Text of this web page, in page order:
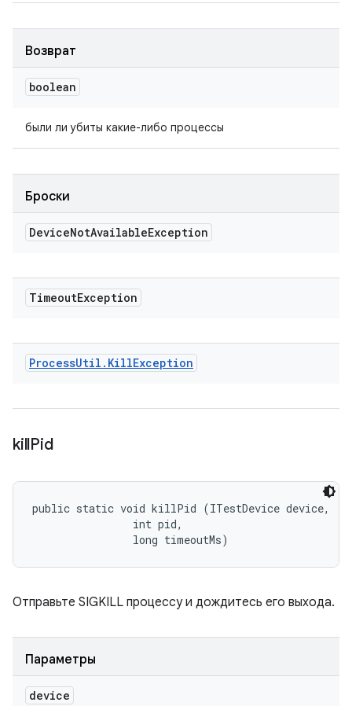
Возврат
boolean
были ли убиты какие-либо процессы
Броски
DeviceNotAvailableException
TimeoutException
ProcessUtil . KillException
killPid
public static void killPid (ITestDevice device,
                int pid,
                long timeoutMs)
Отправьте SIGKILL процессу и дождитесь его выхода.
Параметры
device